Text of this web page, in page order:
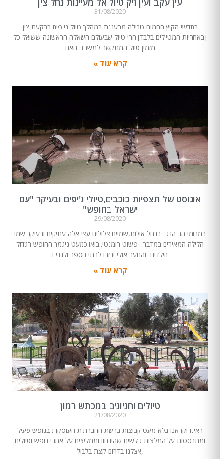
31/08/2020
בחדשי הקיץ החמים טבילה מרעננת במהלך טיול גי'פים בבקעת צין
[באחריות המטיילים בלבד] הרי טיול שבעולם השאלה הראשונה ששואל כל
מזמין טיול המתקשר למשרד: האם
קרא עוד »
אוגוסט של תצפיות כוכבים,טיולי ג'יפים ובעיקר "עם
ישראל בחופש"
29/08/2020
במרומי הר הנגב בנחל אילות,שמיים צלולים עצי אלה עתיקים ובעיקר שמי
הלילה המאירים במדבר…פשוט רומנטי..בואו.כמעט ניגמר החופש הגדול
הילדים והנוער אולי יחזרו לבתי הספר ולגנים
קרא עוד »
טיולים וחניונים במכתש רמון
21/08/2020
ראינו וקראנו בלא מעט קבוצות ברשת החברתית העוסקות בנופש פעיל
ומתבססות על המלצות גולשים שהיו חוו וממליצים על אתרי נופש וטיולים
,אצלנו בדרום קצת בלבול